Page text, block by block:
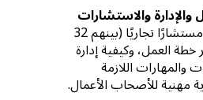
والاستشارات
تم تدريب 64 مستشارًا تجاريًا (بينهم 32
العمل، وكيفية إدارة
والمهارات اللازمة
مهنية للأصحاب الأعمال.